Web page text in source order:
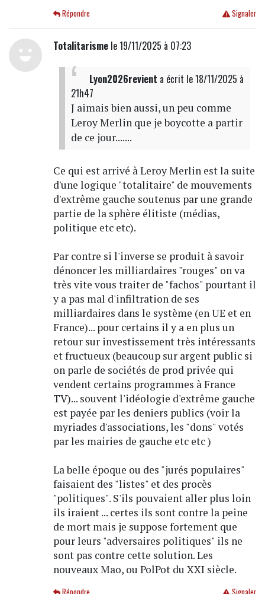
Signaler
Répondre
Totalitarismele 19/11/2025 à 07:23
Lyon2026revient a écrit le 18/11/2025 à
21h47
J aimais bien aussi, un peu comme
Leroy Merlin que je boycotte a partir
de ce jour.......
Ce qui est arrivé à Leroy Merlin est la suite
d'une logique "totalitaire" de mouvements
d'extrême gauche soutenus par une grande
partie de la sphère élitiste (médias,
politique etc etc).
Par contre si l'inverse se produit à savoir
dénoncer les milliardaires "rouges" on va
très vite vous traiter de "fachos" pourtant il
y a pas mal d'infiltration de ses
milliardaires dans le système (en UE et en
France)... pour certains il y a en plus un
retour sur investissement très intéressants
et fructueux (beaucoup sur argent public si
on parle de sociétés de prod privée qui
vendent certains programmes à France
TV)... souvent l'idéologie d'extrême gauche
est payée par les deniers publics (voir la
myriades d'associations, les "dons" votés
par les mairies de gauche etc etc )
La belle époque ou des "jurés populaires"
faisaient des "listes" et des procès
"politiques". S'ils pouvaient aller plus loin
ils iraient ... certes ils sont contre la peine
de mort mais je suppose fortement que
pour leurs "adversaires politiques" ils ne
sont pas contre cette solution. Les
nouveaux Mao, ou PolPot du XXI siècle.